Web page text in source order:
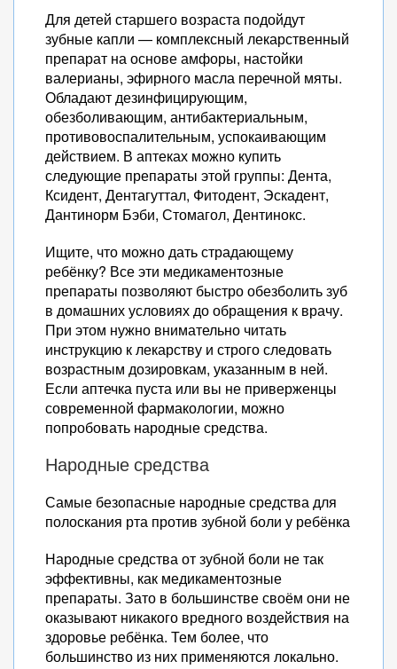
Для детей старшего возраста подойдут
зубные капли — комплексный лекарственный
препарат на основе амфоры, настойки
валерианы, эфирного масла перечной мяты.
Обладают дезинфицирующим,
обезболивающим, антибактериальным,
противовоспалительным, успокаивающим
действием. В аптеках можно купить
следующие препараты этой группы: Дента,
Ксидент, Дентагуттал, Фитодент, Эскадент,
Дантинорм Бэби, Стомагол, Дентинокс.
Ищите, что можно дать страдающему
ребёнку? Все эти медикаментозные
препараты позволяют быстро обезболить зуб
в домашних условиях до обращения к врачу.
При этом нужно внимательно читать
инструкцию к лекарству и строго следовать
возрастным дозировкам, указанным в ней.
Если аптечка пуста или вы не приверженцы
современной фармакологии, можно
попробовать народные средства.
Народные средства
Самые безопасные народные средства для
полоскания рта против зубной боли у ребёнка
Народные средства от зубной боли не так
эффективны, как медикаментозные
препараты. Зато в большинстве своём они не
оказывают никакого вредного воздействия на
здоровье ребёнка. Тем более, что
большинство из них применяются локально.